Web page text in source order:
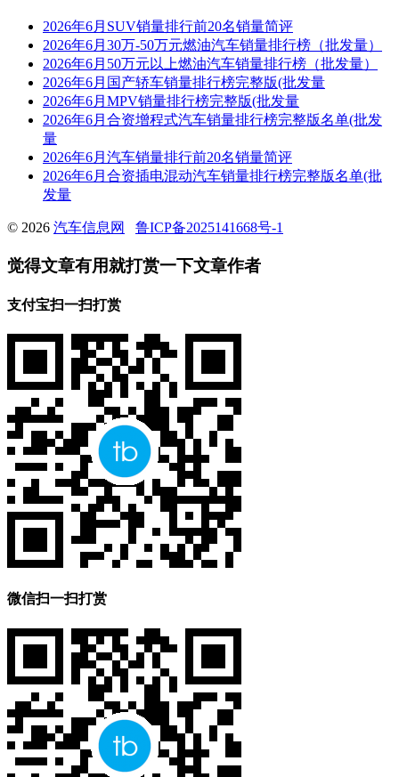
2026年6月SUV销量排行前20名销量简评
2026年6月30万-50万元燃油汽车销量排行榜（批发量）
2026年6月50万元以上燃油汽车销量排行榜（批发量）
2026年6月国产轿车销量排行榜完整版(批发量
2026年6月MPV销量排行榜完整版(批发量
2026年6月合资增程式汽车销量排行榜完整版名单(批发
量
2026年6月汽车销量排行前20名销量简评
2026年6月合资插电混动汽车销量排行榜完整版名单(批
发量
© 2026 汽车信息网 鲁ICP备2025141668号-1
觉得文章有用就打赏一下文章作者
支付宝扫一扫打赏
微信扫一扫打赏